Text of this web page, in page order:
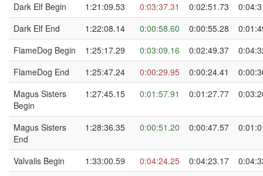
Dark Elf Begin 1:21:09.53 0:03:37.31 0:02:51.73
Dark Elf End
1:22:08.14 0:00:58.60 0:00:55.28
FlameDog Begin
1:25:17.29 0:03:09.16 0:02:49.37
FlameDog End
1:25:47.24 0:00:29.95 0:00:24.41
Magus Sisters
Begin
1:27:45.15 0:01:57.91 0:01:27.77
Magus Sisters
End
1:28:36.35 0:00:51.20 0:00:47.57
Valvalis Begin 1:33:00.59 0:04:24.25 0:04:23.17